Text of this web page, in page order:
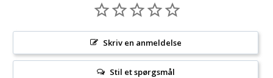
Skriv en anmeldelse
Stil et spørgsmål